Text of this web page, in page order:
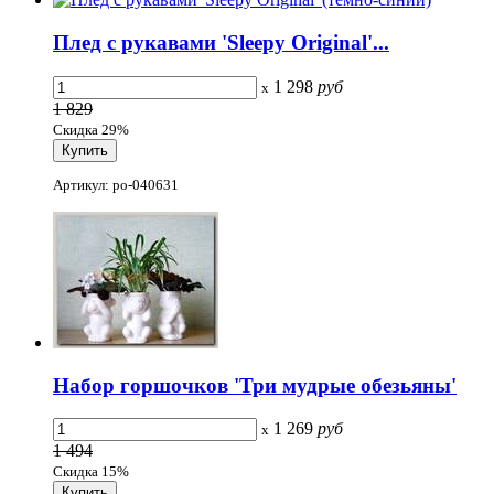
Плед с рукавами 'Sleepy Original'...
x 1 298 руб
1 829
Скидка 29%
Артикул: po-040631
Набор горшочков 'Три мудрые обезьяны'
x 1 269 руб
1 494
Скидка 15%